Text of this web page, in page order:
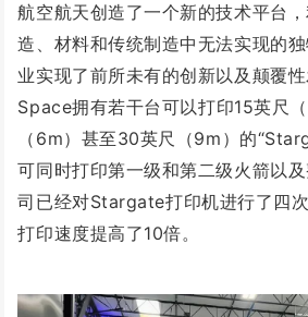
航空航天创造了一个新的技术平台
造、材料和传统制造中无法实现的
业实现了前所未有的创新以及颠覆
Space拥有若干台可以打印15英尺
（6m）甚至30英尺（9m）的
可同时打印第一级和第二级火箭以
司已经对Stargate打印机进行了四
打印速度提高了10倍。